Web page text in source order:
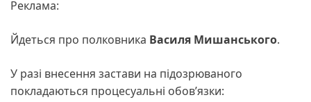
Реклама:
Йдеться про полковника Василя Мишанського.
У разі внесення застави на підозрюваного
покладаються процесуальні обовʼязки: